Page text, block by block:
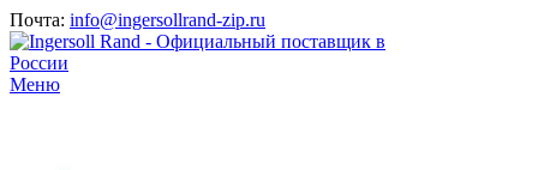
Почта: info@ingersollrand-zip.ru
Меню